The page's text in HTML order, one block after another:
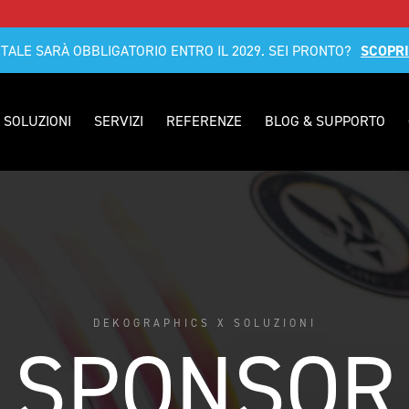
SARÀ OBBLIGATORIO ENTRO IL 2029. SEI PRONTO?
SOLUZIONI SERVIZI REFERENZE BLOG & SUPPORTO
DEKOGRAPHICS X SOLUZIONI